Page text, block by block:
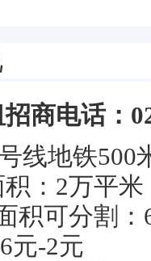
商电话：
线地铁
：2万平米
积可分割：
元-2元